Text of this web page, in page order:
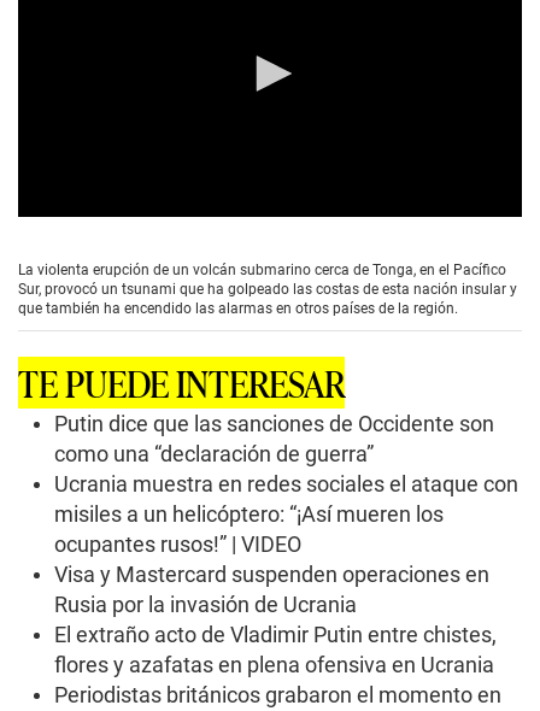
e
c
o
n
s
o
La violenta erupción de un volcán submarino cerca de Tonga, en el Pacífico
Sur, provocó un tsunami que ha golpeado las costas de esta nación insular y
que también ha encendido las alarmas en otros países de la región.
TE PUEDE INTERESAR
Putin dice que las sanciones de Occidente son
como una “declaración de guerra”
Ucrania muestra en redes sociales el ataque con
misiles a un helicóptero: “¡Así mueren los
ocupantes rusos!” | VIDEO
Visa y Mastercard suspenden operaciones en
Rusia por la invasión de Ucrania
El extraño acto de Vladimir Putin entre chistes,
flores y azafatas en plena ofensiva en Ucrania
Periodistas británicos grabaron el momento en